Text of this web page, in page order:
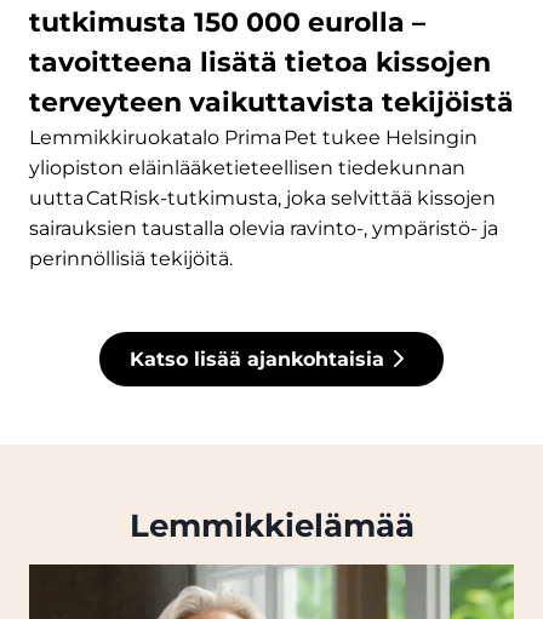
tutkimusta 150 000 eurolla –
tavoitteena lisätä tietoa kissojen
terveyteen vaikuttavista tekijöistä
Lemmikkiruokatalo Prima Pet tukee Helsingin
yliopiston eläinlääketieteellisen tiedekunnan
uutta CatRisk-tutkimusta, joka selvittää kissojen
sairauksien taustalla olevia ravinto-, ympäristö- ja
perinnöllisiä tekijöitä.
Katso lisää ajankohtaisia
Lemmikki­elämää